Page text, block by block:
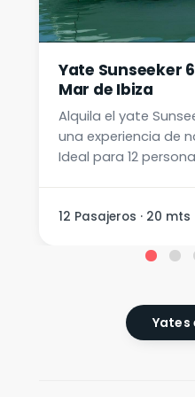
Yate Sunseeker
Mar de Ibiza
Alquila el yate
una experiencia de
Ideal para 12
12 Pasajeros · 20 mts
Yates